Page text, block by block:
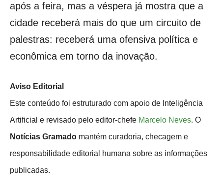
após a feira, mas a véspera já mostra que a
cidade receberá mais do que um circuito de
palestras: receberá uma ofensiva política e
econômica em torno da inovação.
Aviso Editorial
Este conteúdo foi estruturado com apoio de Inteligência
Artificial e revisado pelo editor-chefe Marcelo Neves. O
Notícias Gramado mantém curadoria, checagem e
responsabilidade editorial humana sobre as informações
publicadas.